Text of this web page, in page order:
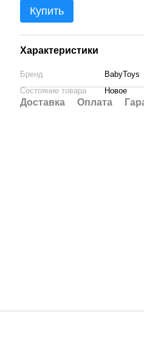
Купить
Характеристики
Бренд
BabyToys
Состояние товара
Новое
Доставка Оплата